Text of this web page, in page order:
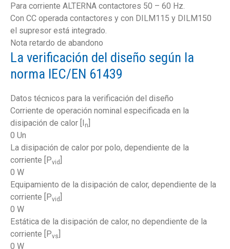
Para corriente ALTERNA contactores 50 – 60 Hz.
Con CC operada contactores y con DILM115 y DILM150
el supresor está integrado.
Nota retardo de abandono
La verificación del diseño según la
norma IEC/EN 61439
Datos técnicos para la verificación del diseño
Corriente de operación nominal especificada en la
disipación de calor [I n
0 Un
La disipación de calor por polo, dependiente de la
corriente [Pvid
0 W
Equipamiento de la disipación de calor, dependiente de la
corriente [Pvid
0 W
Estática de la disipación de calor, no dependiente de la
corriente [Pvs
0 W